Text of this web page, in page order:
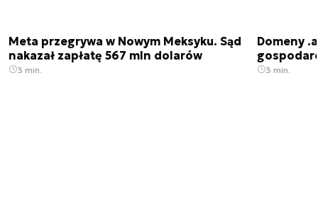
Meta przegrywa w Nowym Meksyku. Sąd
nakazał zapłatę 567 mln dolarów
3 min.
Domeny
3 min.